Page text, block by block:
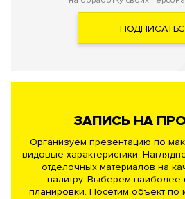
ЗАПИСЬ НА
Организуем презентацию по
видовые характеристики.
отделочных материалов на
палитру. Выберем наиболее
планировки. Посетим объект по